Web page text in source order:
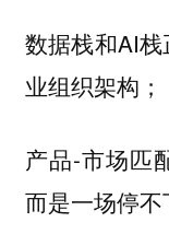
数据栈和AI
业组织架构；
产品-市场匹
而是一场停不